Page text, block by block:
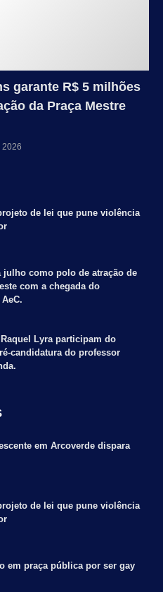
garante R$ 5 milhões
da Praça Mestre
2026
de lei que pune violência
julho como polo de atração de
com a chegada do
Lyra participam do
candidatura do professor
em Arcoverde dispara
de lei que pune violência
em praça pública por ser gay